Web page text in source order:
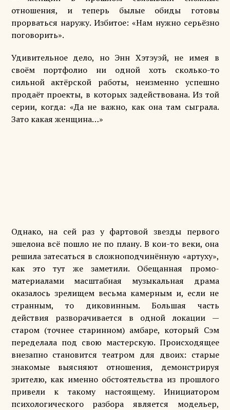
отношения, и теперь былые обиды готовы
прорваться наружу. Избитое: «Нам нужно серьёзно
поговорить».
Удивительное дело, но Энн Хэтэуэй, не имея в
своём портфолио ни одной хоть сколько-то
сильной актёрской работы, неизменно успешно
продаёт проекты, в которых задействована. Из той
серии, когда: «Да не важно, как она там сыграла.
Зато какая женщина…»
Однако, на сей раз у фартовой звезды первого
эшелона всё пошло не по плану. В кои-то веки, она
решила затесаться в сложноподчинённую «артуху»,
как это тут же заметили. Обещанная промо-
материалами масштабная музыкальная драма
оказалось зрелищем весьма камерным и, если не
странным, то диковинным. Большая часть
действия разворачивается в одной локации —
старом (точнее старинном) амбаре, который Сэм
переделала под свою мастерскую. Происходящее
внезапно становится театром для двоих: старые
знакомые выясняют отношения, демонстрируя
зрителю, как именно обстоятельства из прошлого
привели к такому настоящему. Инициатором
психологического разбора является модельер,